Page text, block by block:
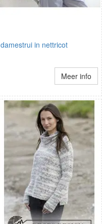
damestrui in nettricot
Meer info